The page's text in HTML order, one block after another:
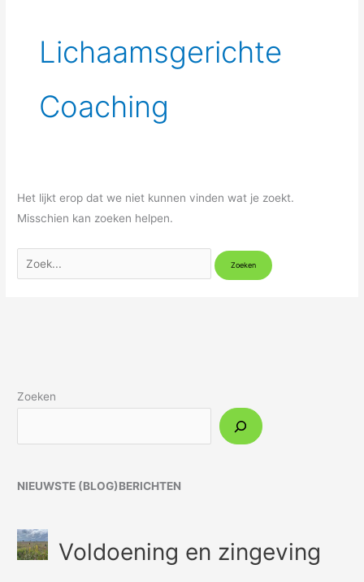
Lichaamsgerichte
Coaching
Het lijkt erop dat we niet kunnen vinden wat je zoekt.
Misschien kan zoeken helpen.
Zoeken
NIEUWSTE (BLOG)BERICHTEN
Voldoening en zingeving